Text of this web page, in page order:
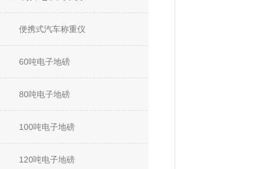
便携式汽车称重仪
60吨电子地磅
80吨电子地磅
100吨电子地磅
120吨电子地磅